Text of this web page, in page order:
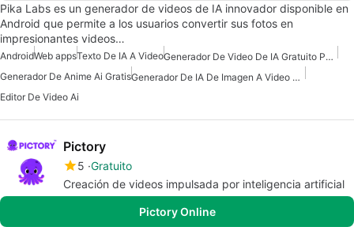
Pika Labs es un generador de videos de IA innovador disponible en
Android que permite a los usuarios convertir sus fotos en
impresionantes videos…
AndroidWeb appsTexto De IA A Video
Generador De Video De IA Gratuito Para Android
Generador De Anime Ai Gratis
Generador De IA De Imagen A Video Gratuito
Editor De Video Ai
Pictory
5 Gratuito
Creación de videos impulsada por inteligencia artificial
Pictory Online